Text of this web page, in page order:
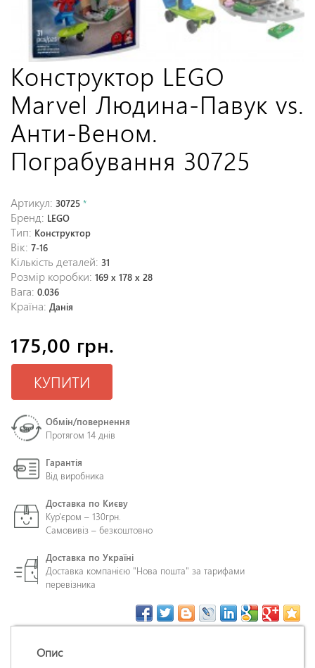
Конструктор LEGO
Marvel Людина-Павук vs.
Анти-Веном.
Пограбування 30725
Артикул: 30725 *
Бренд: LEGO
Тип: Конструктор
Вік: 7-16
Кількість деталей: 31
Розмір коробки: 169 x 178 x 28
Вага: 0.036
Країна: Данія
175,00 грн.
КУПИТИ
Обмін/повернення
Протягом 14 днів
Гарантія
Від виробника
Доставка по Києву
Кур'єром – 130грн.
Самовивіз – безкоштовно
Доставка по Україні
Доставка компанією "Нова пошта" за тарифами
перевізника
Опис